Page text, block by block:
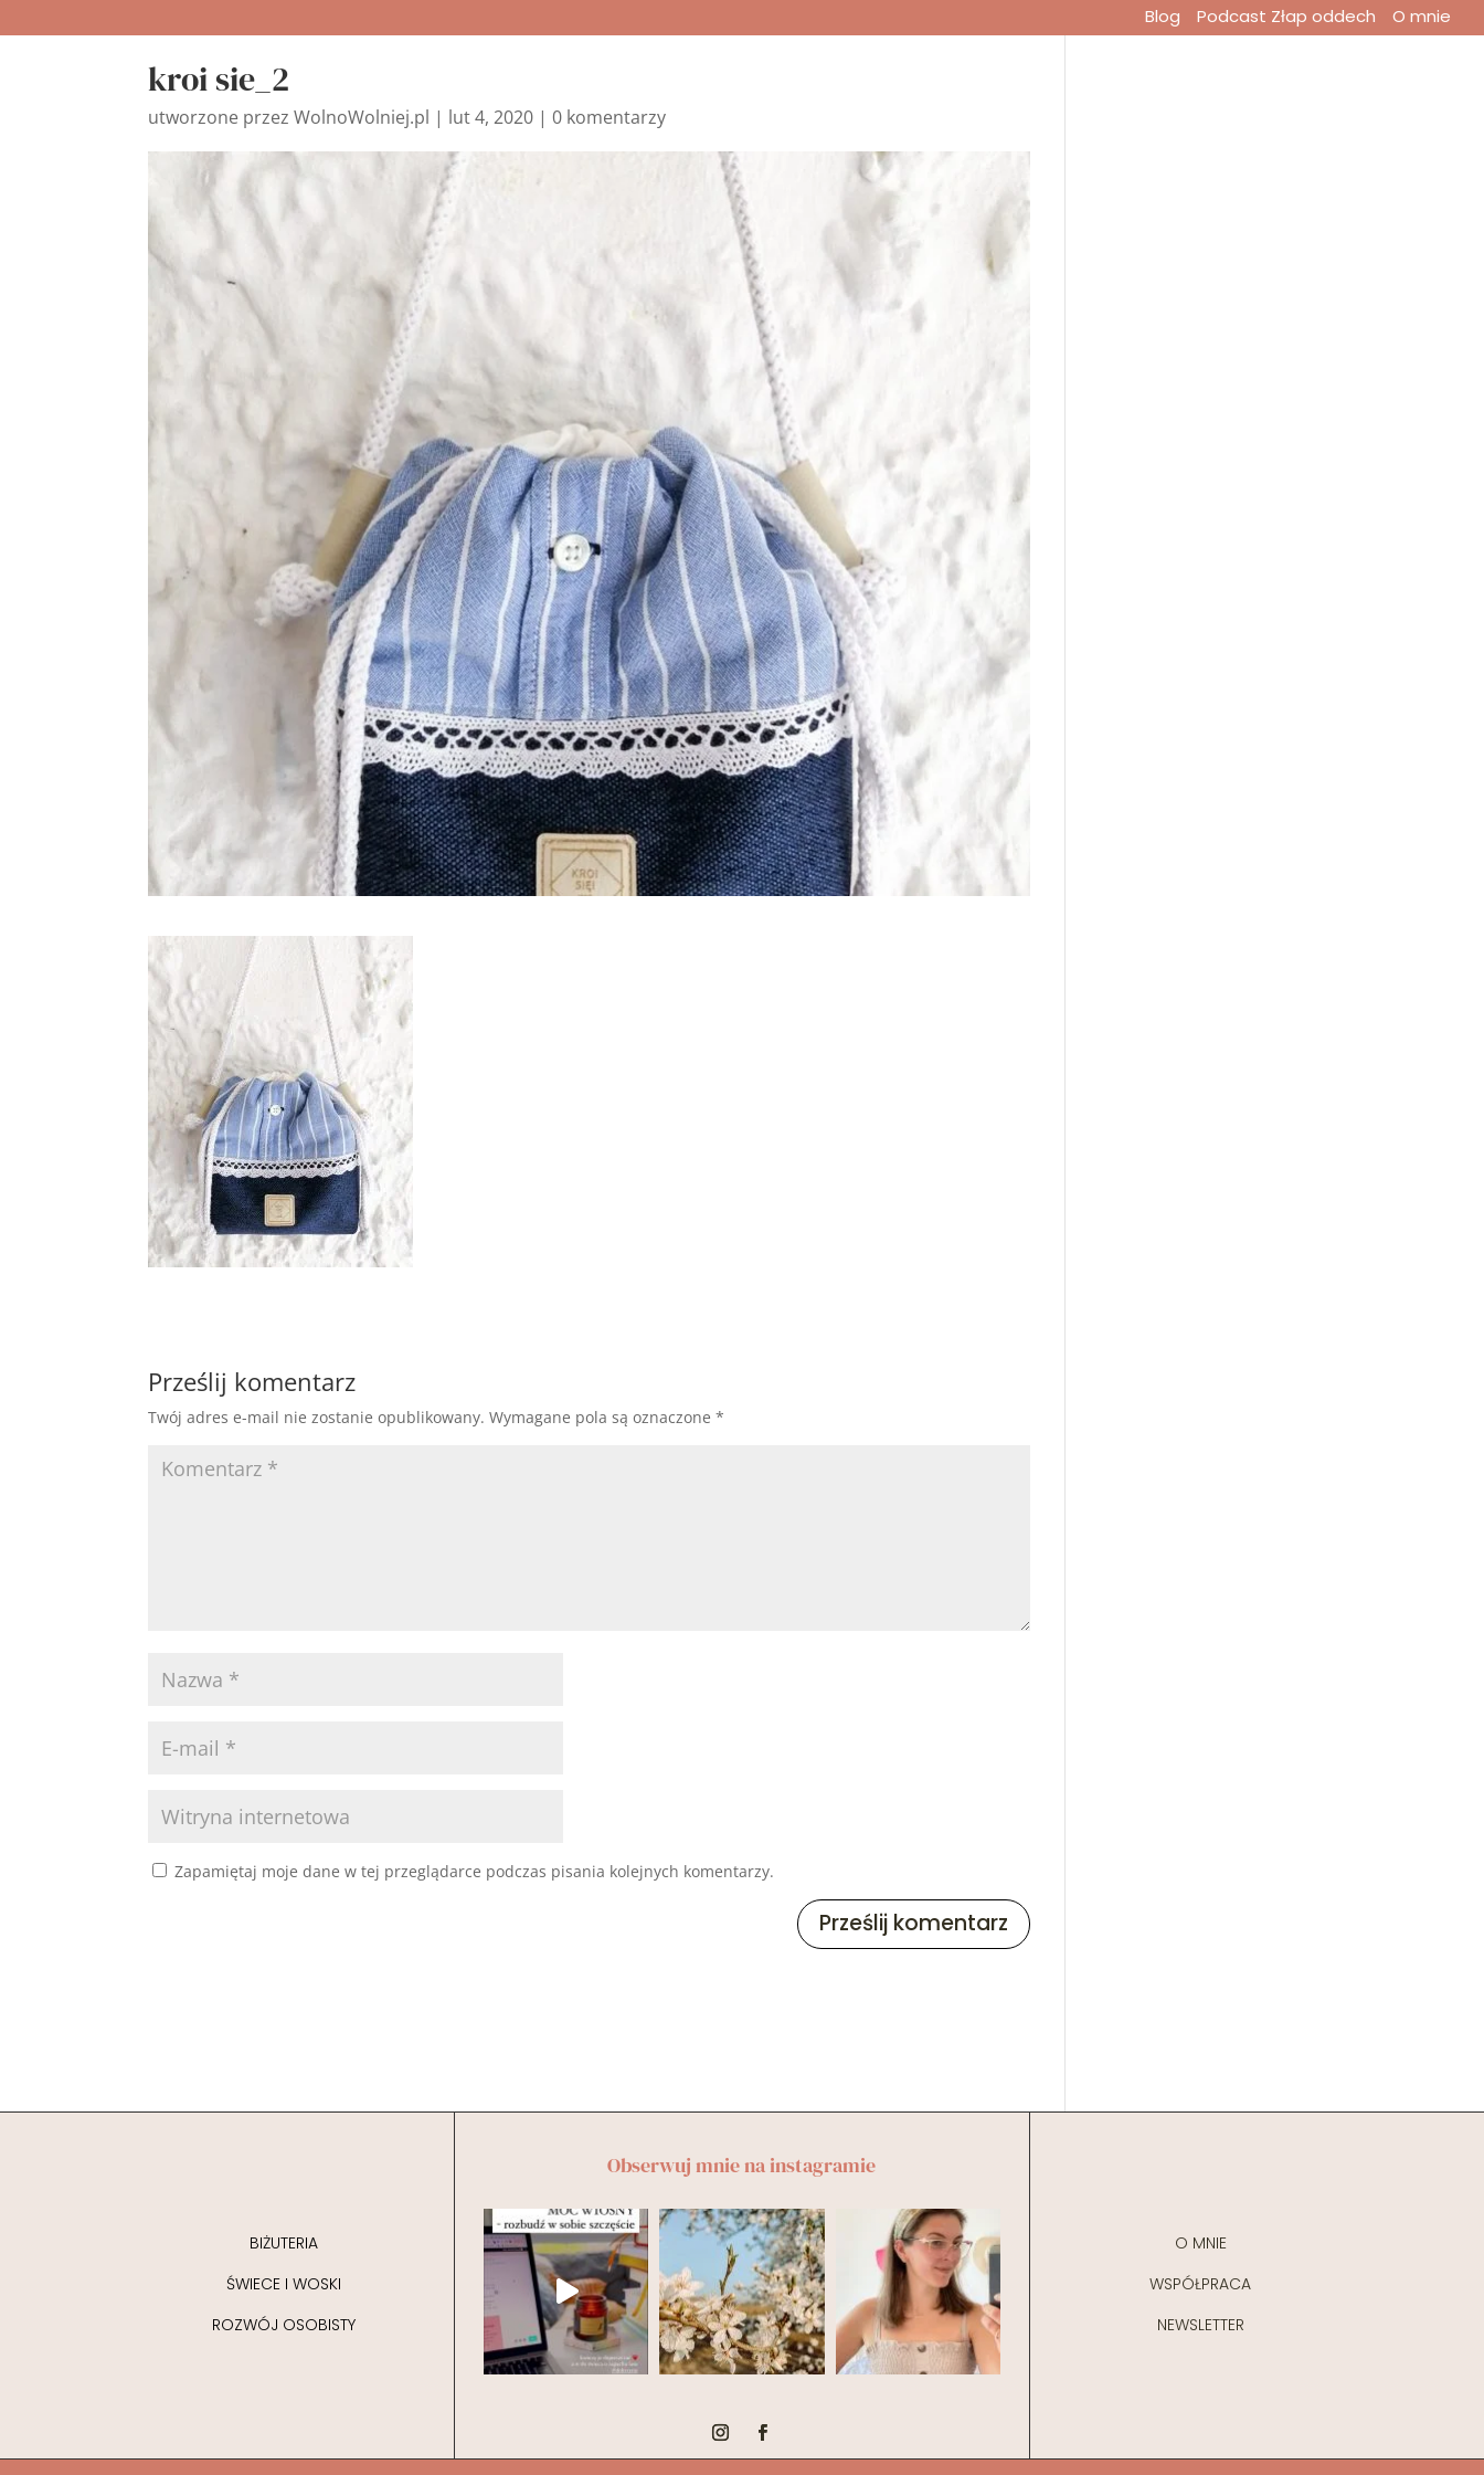
Blog Podcast Złap oddech O mnie
kroi sie_2
utworzone przezWolnoWolniej.pl | lut 4, 2020 |0 komentarzy
Prześlij komentarz
Twój adres e-mail nie zostanie opublikowany. Wymagane pola są oznaczone*
Zapamiętaj moje dane w tej przeglądarce podczas pisania kolejnych komentarzy.
BIŻUTERIA
ŚWIECE I WOSKI
ROZWÓJ OSOBISTY
Obserwuj mnie na instagramie
O MNIE
WSPÓŁPRACA
NEWSLETTER